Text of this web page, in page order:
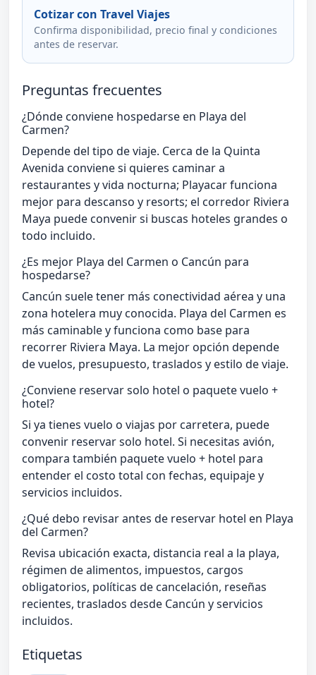
Cotizar con Travel Viajes
Confirma disponibilidad, precio final y condiciones
antes de reservar.
Preguntas frecuentes
¿Dónde conviene hospedarse en Playa del
Carmen?
Depende del tipo de viaje. Cerca de la Quinta
Avenida conviene si quieres caminar a
restaurantes y vida nocturna; Playacar funciona
mejor para descanso y resorts; el corredor Riviera
Maya puede convenir si buscas hoteles grandes o
todo incluido.
¿Es mejor Playa del Carmen o Cancún para
hospedarse?
Cancún suele tener más conectividad aérea y una
zona hotelera muy conocida. Playa del Carmen es
más caminable y funciona como base para
recorrer Riviera Maya. La mejor opción depende
de vuelos, presupuesto, traslados y estilo de viaje.
¿Conviene reservar solo hotel o paquete vuelo +
hotel?
Si ya tienes vuelo o viajas por carretera, puede
convenir reservar solo hotel. Si necesitas avión,
compara también paquete vuelo + hotel para
entender el costo total con fechas, equipaje y
servicios incluidos.
¿Qué debo revisar antes de reservar hotel en Playa
del Carmen?
Revisa ubicación exacta, distancia real a la playa,
régimen de alimentos, impuestos, cargos
obligatorios, políticas de cancelación, reseñas
recientes, traslados desde Cancún y servicios
incluidos.
Etiquetas